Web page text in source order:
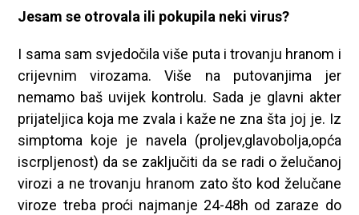
Jesam se otrovala ili pokupila neki virus?
I sama sam svjedočila više puta i trovanju hranom i
crijevnim virozama. Više na putovanjima jer
nemamo baš uvijek kontrolu. Sada je glavni akter
prijateljica koja me zvala i kaže ne zna šta joj je. Iz
simptoma koje je navela (proljev,glavobolja,opća
iscrpljenost) da se zaključiti da se radi o želučanoj
virozi a ne trovanju hranom zato što kod želučane
viroze treba proći najmanje 24-48h od zaraze do